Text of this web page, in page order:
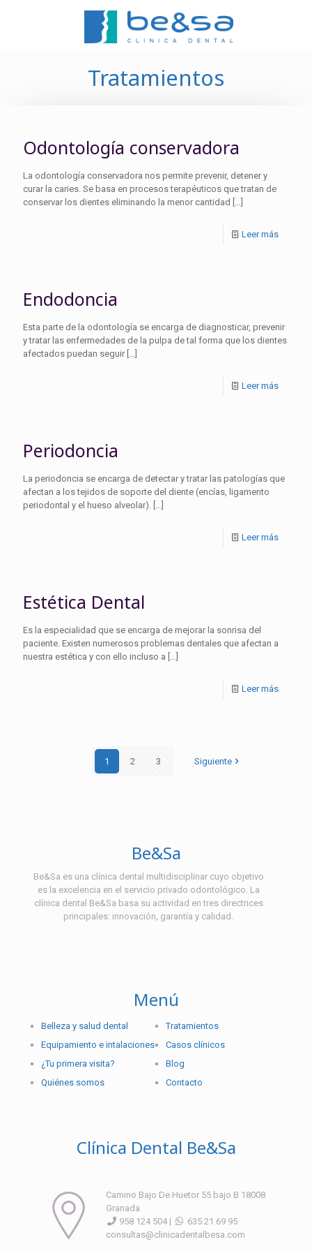
Tratamientos
Odontología conservadora
La odontología conservadora nos permite prevenir, detener y
curar la caries. Se basa en procesos terapéuticos que tratan de
conservar los dientes eliminando la menor cantidad […]
Leer más
Endodoncia
Esta parte de la odontología se encarga de diagnosticar, prevenir
y tratar las enfermedades de la pulpa de tal forma que los dientes
afectados puedan seguir […]
Leer más
Periodoncia
La periodoncia se encarga de detectar y tratar las patologías que
afectan a los tejidos de soporte del diente (encías, ligamento
periodontal y el hueso alveolar). […]
Leer más
Estética Dental
Es la especialidad que se encarga de mejorar la sonrisa del
paciente. Existen numerosos problemas dentales que afectan a
nuestra estética y con ello incluso a […]
Leer más
1 2 3 Siguiente
Be&Sa
Be&Sa es una clínica dental multidisciplinar cuyo objetivo
es la excelencia en el servicio privado odontológico. La
clínica dental Be&Sa basa su actividad en tres directrices
principales: innovación, garantía y calidad.
Menú
Belleza y salud dental
Equipamiento e intalaciones
¿Tu primera visita?
Quiénes somos
Tratamientos
Casos clínicos
Blog
Contacto
Clínica Dental Be&Sa
Camino Bajo De Huetor 55 bajo B 18008
Granada
958 124 504 |
635 21 69 95
consultas@clinicadentalbesa.com